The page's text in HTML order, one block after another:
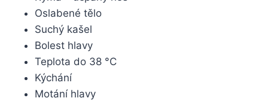
Oslabené tělo
Suchý kašel
Bolest hlavy
Teplota do 38 °C
Kýchání
Motání hlavy